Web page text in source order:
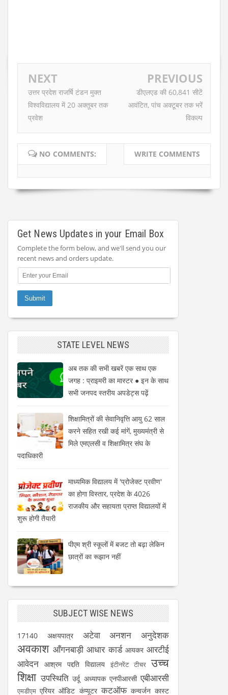
NEXT
उत्तर प्रदेश राजर्षि टंडन मुक्त
विश्वविद्यालय में 20 अक्तूबर तक
प्रवेश
PREVIOUS
डीएलएड की 60,841 सीटें
आवंटित, पांच अक्टूबर तक भरें
विकल्प
NO COMMENTS: WRITE COMMENTS
Get News Updates in your Email Box
Complete the form below, and we'll send you our
recent news and orders update.
STATE LEVEL NEWS
अब तक की सभी खबरें एक साथ एक
जगह : प्राइमरी का मास्टर ● इन के साथ
सभी जनपद स्तरीय अपडेट्स पढ़ें
शिक्षामित्रों की सेवानिवृत्ति आयु 62 साल
करने सहित रखी कई मांगें, मुख्यमंत्री से
मिले एमएलसी व शिक्षामित्र संघ के
पदाधिकारी
माध्यमिक विद्यालय में 'प्रोजेक्ट प्रवीण'
का होगा विस्तार, प्रदेश के 4026
राजकीय और सहायता प्राप्त विद्यालयों में
शुरू होगी तैयारी
पीएम श्री स्कूलों में बजट तो बढ़ा लेकिन
छात्रों का रूझान नहीं
SUBJECT WISE NEWS
17140 अक्षयपात्र अटेवा अनशन अनुदेशक
अवकाश आँगनबाड़ी आधार कार्ड आयकर आरटीई
आवेदन आश्रम पद्दति विद्यालय इंटीनरेंट टीचर उच्च
शिक्षा उपस्थिति उर्दू अध्यापक एनपीआरसी एबीआरसी
एमडीएम एरियर ऑडिट कंप्यूटर कटऑफ कन्वर्जन कास्ट